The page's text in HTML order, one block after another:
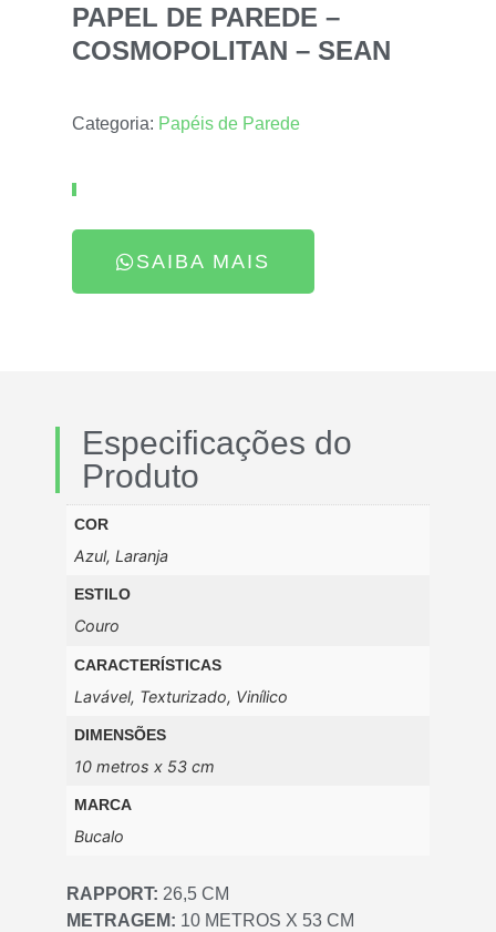
PAPEL DE PAREDE –
COSMOPOLITAN – SEAN
Categoria: Papéis de Parede
SAIBA MAIS
Especificações do
Produto
COR
Azul, Laranja
ESTILO
Couro
CARACTERÍSTICAS
Lavável, Texturizado, Vinílico
DIMENSÕES
10 metros x 53 cm
MARCA
Bucalo
RAPPORT: 26,5 CM
METRAGEM: 10 METROS X 53 CM